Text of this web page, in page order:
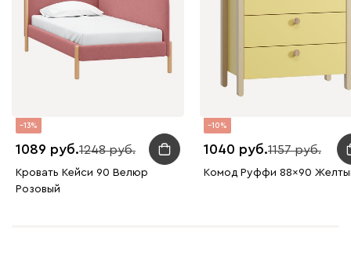
13
1089 1248
Кровать Кейси 90 Велюр
Розовый
10
1040 1157
Комод Руффи 88x90